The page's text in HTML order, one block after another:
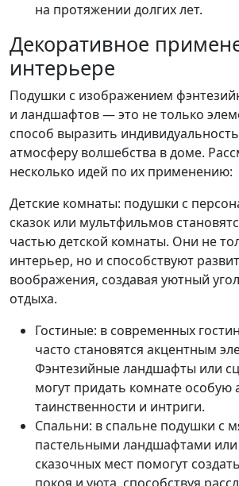
на протяжении долгих лет.
Декоративное
интерьере
Подушки с изображением
и ландшафтов — это не только
способ выразить
атмосферу волшебства в доме.
несколько идей по их применению:
Детские комнаты: подушки с
сказок или мультфильмов
частью детской комнаты. Они не
интерьер, но и способствуют
воображения, создавая уютный
отдыха.
Гостиные: в современных
часто становятся акцентным
Фэнтезийные ландшафты или
могут придать комнате особую
таинственности и интриги.
Спальни: в спальне подушки с
пастельными ландшафтами
сказочных мест помогут